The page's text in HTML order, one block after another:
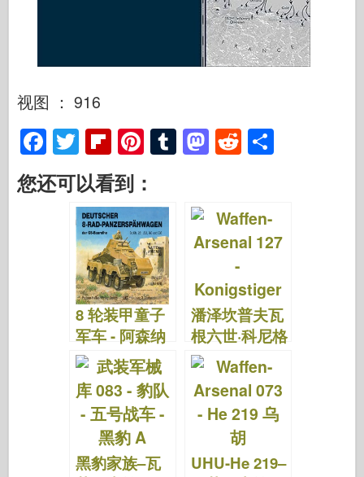
视图 ： 916
F
a
c
T
wi
tt
er
Fl
ip
b
o
ar
d
Pi
nt
er
e
st
T
u
bl
M
a
o
d
n
R
e
di
t
您还可以看到：
8 轮装甲童子
军车 - 阿森纳
092 武器
潘泽坎普夫瓦
根六世·科尼格
斯蒂格 - 武器
阿森纳 127
黑豹家族–瓦
UHU-He 219–